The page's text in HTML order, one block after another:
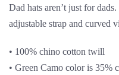
Dad hats aren’t just for
adjustable strap and curved
• 100% chino cotton twill
• Green Camo color is 35%